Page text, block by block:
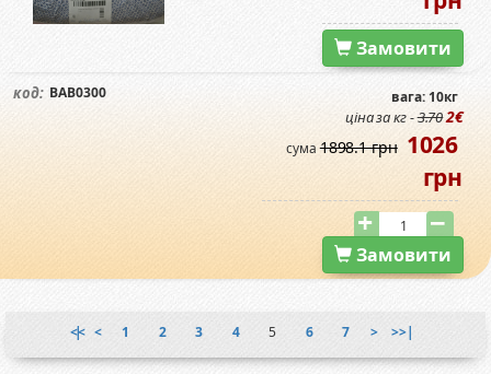
Замовити
код: BAB0300 вага: 10кг
ціна за кг -3.702€
сума1898.1 грн 1026
грн
Замовити
|<< < 1 2 3 4 5 6 7 > >>|